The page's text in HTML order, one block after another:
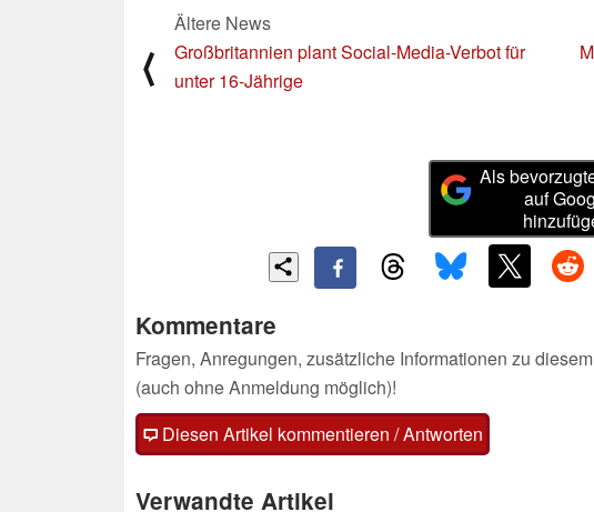
⟨
Ältere News
Großbritannien plant Social-Media-Verbot für
unter 16-Jährige
Als
auf
Kommentare
Fragen, Anregungen, zusätzliche Informationen zu
(auch ohne Anmeldung möglich)!
Diesen Artikel kommentieren / Antworten
Verwandte Artikel